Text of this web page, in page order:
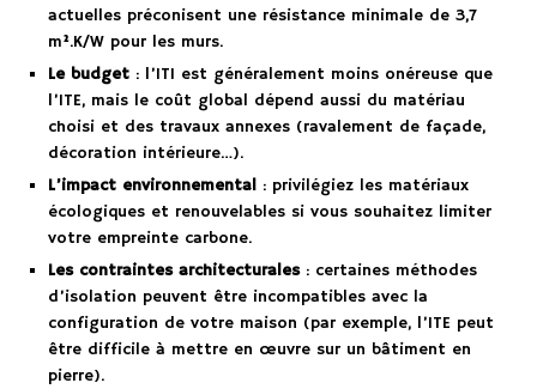
actuelles préconisent une résistance minimale de 3,7
m².K/W pour les murs.
Le budget : l’ITI est généralement moins onéreuse que
l’ITE, mais le coût global dépend aussi du matériau
choisi et des travaux annexes (ravalement de façade,
décoration intérieure…).
L’impact environnemental : privilégiez les matériaux
écologiques et renouvelables si vous souhaitez limiter
votre empreinte carbone.
Les contraintes architecturales: certaines méthodes
d’isolation peuvent être incompatibles avec la
configuration de votre maison (par exemple, l’ITE peut
être difficile à mettre en œuvre sur un bâtiment en
pierre).